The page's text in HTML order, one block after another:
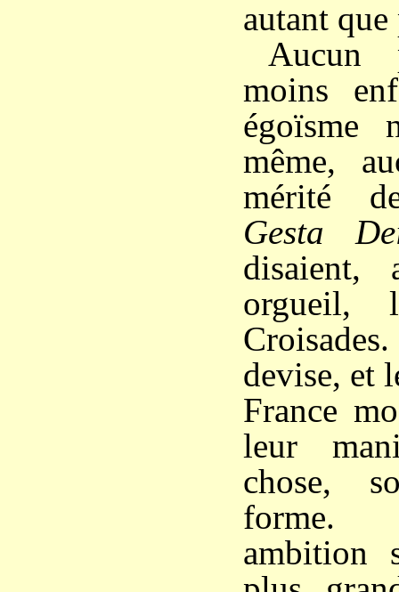
autant
Aucun
moins
égoïsme
même,
mérité
Gesta
disaient,
orgueil,
devise, et
France
leur
chose,
forme.
ambition